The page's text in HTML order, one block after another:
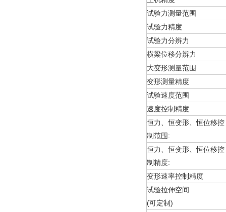
试验力测量范围
试验力精度
试验力分辨力
横梁位移分辨力
大变形测量范围
变形测量精度
试验速度范围
速度控制精度
恒力、恒变形、恒位移控
制范围:
恒力、恒变形、恒位移控
制精度:
变形速率控制精度
试验拉伸空间
(可定制)